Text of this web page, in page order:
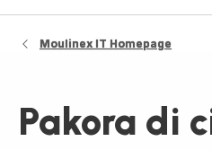
Moulinex IT Homepage
Pakora di